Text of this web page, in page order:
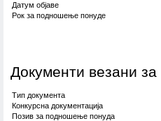
Датум објаве
Рок за подношење понуде
Документи везани за
Тип документа
Конкурсна документација
Позив за подношење понуда